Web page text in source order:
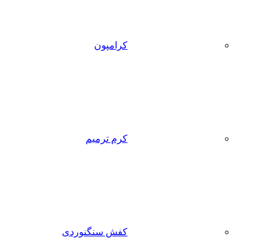
کرامپون
کرم ترمیم
کفش سنگنوردی